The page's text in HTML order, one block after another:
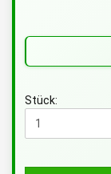
Stück: